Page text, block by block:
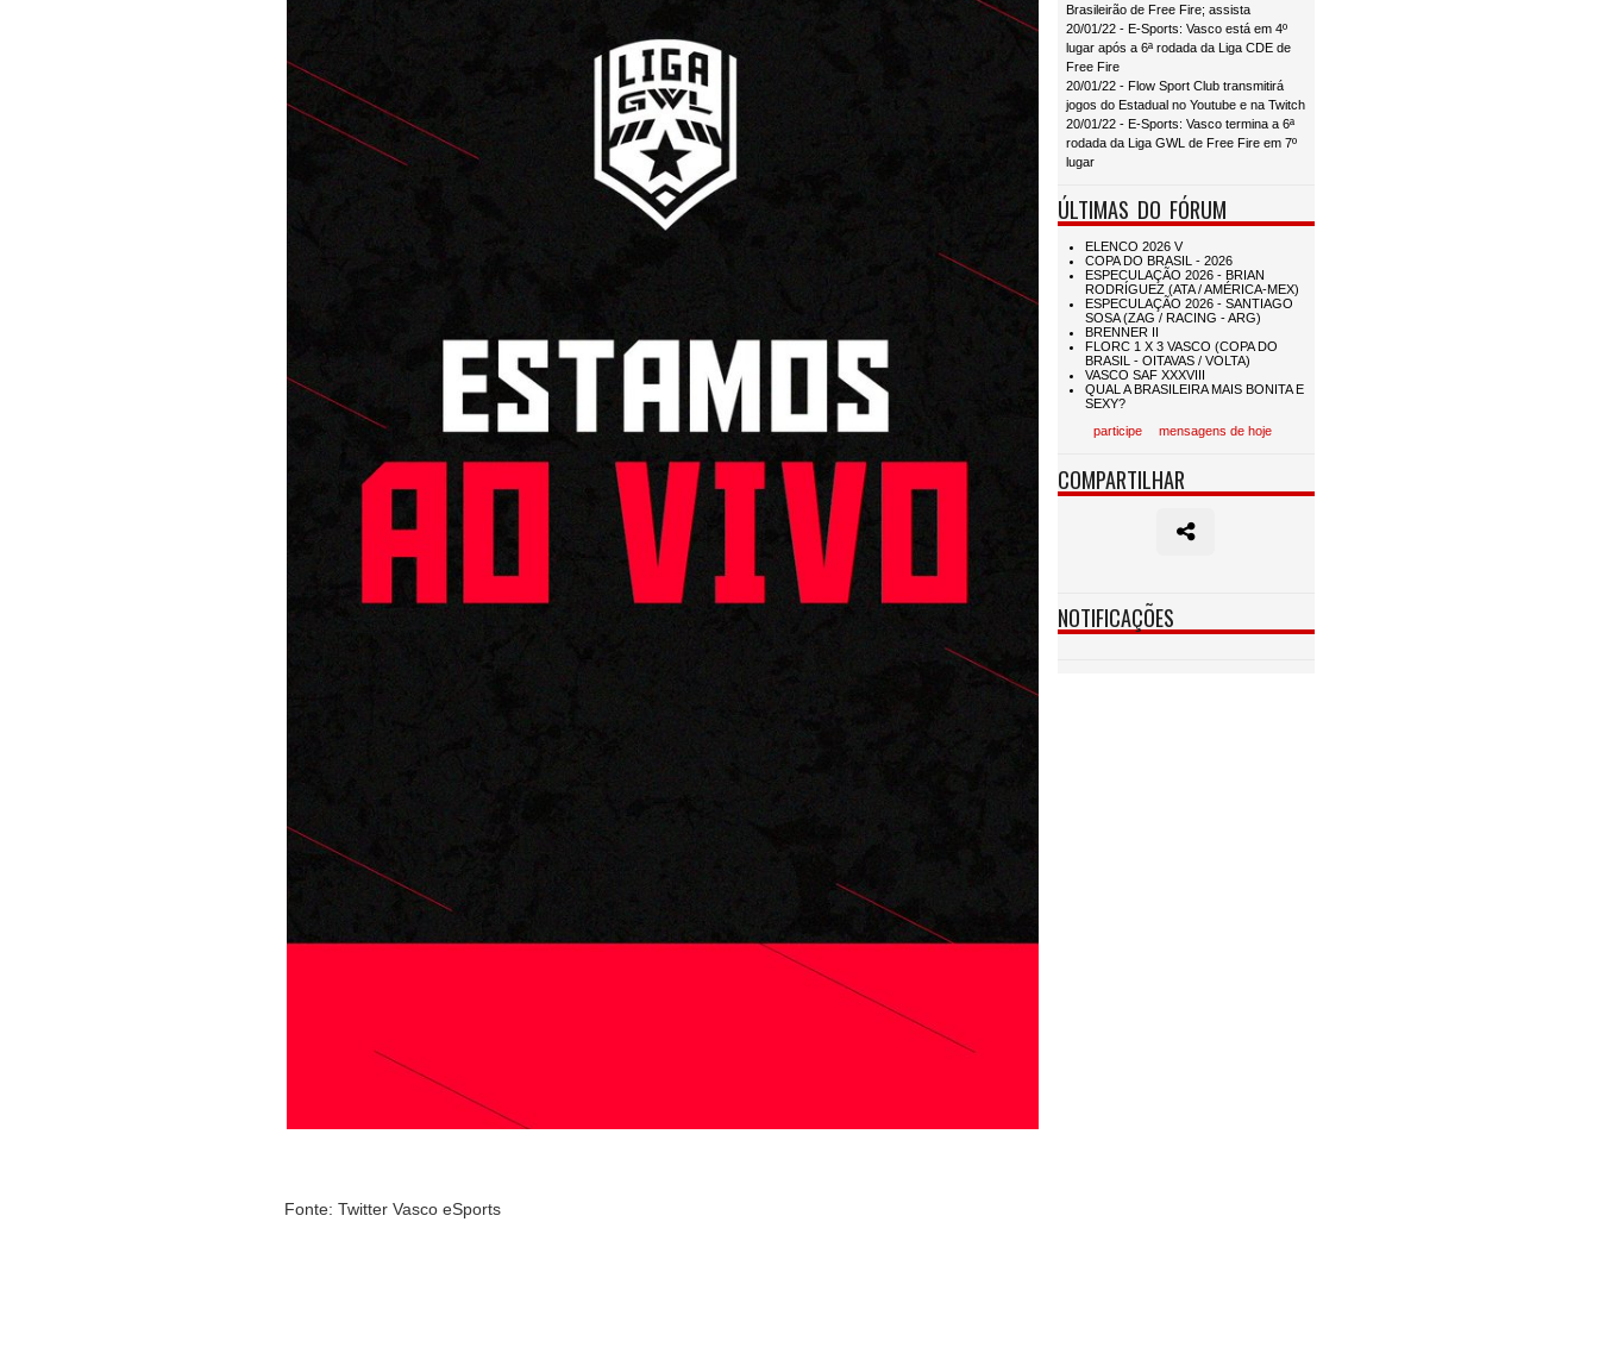
Fonte: Twitter Vasco eSports
Brasileirão de Free Fire; assista
20/01/22 - E-Sports: Vasco está em 4º
lugar após a 6ª rodada da Liga CDE de
Free Fire
20/01/22 - Flow Sport Club transmitirá
jogos do Estadual no Youtube e na Twitch
20/01/22 - E-Sports: Vasco termina a 6ª
rodada da Liga GWL de Free Fire em 7º
lugar
ÚLTIMAS DO FÓRUM
participe mensagens de hoje
COMPARTILHAR
NOTIFICAÇÕES